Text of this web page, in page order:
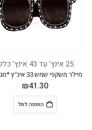
25 אינץ' עד 43 אינץ' כללי
₪41.30
הוספה לסל